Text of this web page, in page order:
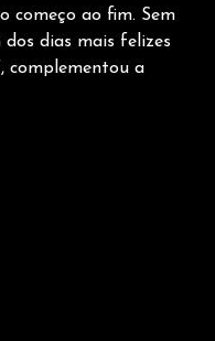
começo ao fim. Sem
dias mais felizes
complementou a